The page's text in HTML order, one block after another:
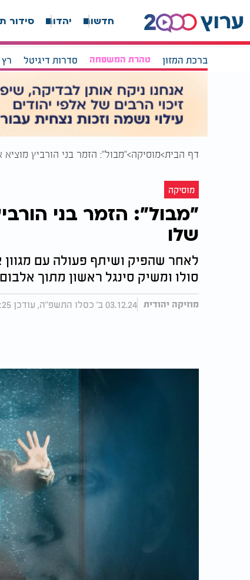
חדשות יהדות סידור
ברכת המזון טהרת המשפחה סדרות דיגיטל
דף הבית מוסיקה "מבול": הזמר בני הורביץ
מוסיקה
"מבול": הזמר בני
שלו
לאחר שהפיק ושיתף פעולה עם מגוון
סולו ומשיק סינגל ראשון מתוך
מוזיקה יהודית 03.12.24 ב' כסלו התשפ"ה, עודכן 15:25 05.12.24